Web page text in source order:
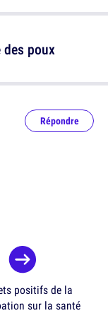
poux
Répondre
positifs de la
sur la santé